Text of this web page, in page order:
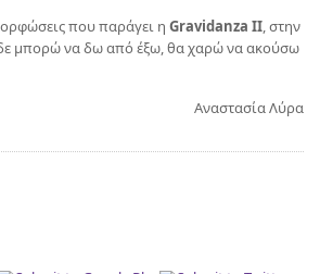
που παράγει η Gravidanza IΙ, στην
μπορώ να δω από έξω, θα χαρώ να ακούσω
Αναστασία Λύρα